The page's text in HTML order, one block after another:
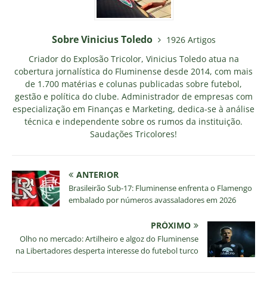
Sobre Vinicius Toledo
1926 Artigos
Criador do Explosão Tricolor, Vinicius Toledo atua na
cobertura jornalística do Fluminense desde 2014, com mais
de 1.700 matérias e colunas publicadas sobre futebol,
gestão e política do clube. Administrador de empresas com
especialização em Finanças e Marketing, dedica-se à análise
técnica e independente sobre os rumos da instituição.
Saudações Tricolores!
ANTERIOR
Brasileirão Sub-17: Fluminense enfrenta o Flamengo
embalado por números avassaladores em 2026
PRÓXIMO
Olho no mercado: Artilheiro e algoz do Fluminense
na Libertadores desperta interesse do futebol turco